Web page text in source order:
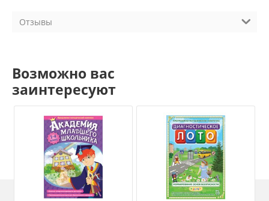
Отзывы
Возможно вас
заинтересуют